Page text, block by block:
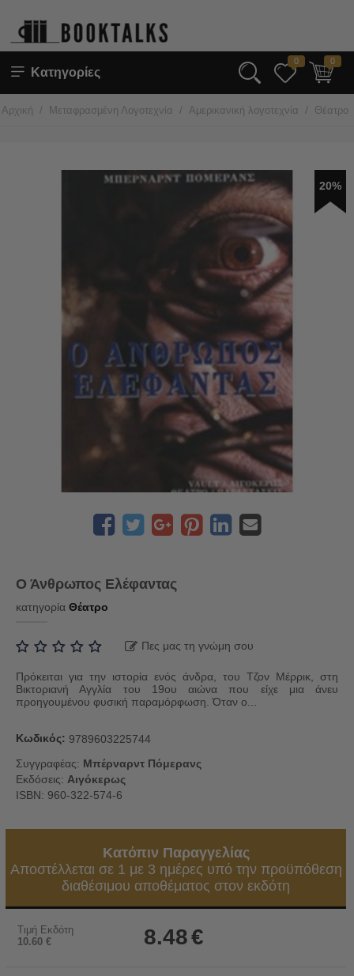
Κατηγορίες
0 0
Αρχική / Μεταφρασμένη Λογοτεχνία / Αμερικανική λογοτεχνία / Θέατρο
20%
Ο Άνθρωπος Ελέφαντας
κατηγορία Θέατρο
Πες μας τη γνώμη σου
Πρόκειται για την ιστορία ενός άνδρα, του Τζον Μέρρικ, στη
Βικτοριανή Αγγλία του 19ου αιώνα που είχε μια άνευ
προηγουμένου φυσική παραμόρφωση. Όταν ο...
Κωδικός: 9789603225744
Συγγραφέας: Μπέρναρντ Πόμερανς
Εκδόσεις: Αιγόκερως
ISBN: 960-322-574-6
Κατόπιν Παραγγελίας
Αποστέλλεται σε 1 με 3 ημέρες υπό την προϋπόθεση
διαθέσιμου αποθέματος στον εκδότη
Τιμή Εκδότη
10.60 € 8.48€